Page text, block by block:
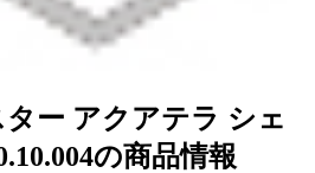
ー アクアテラ シェ
の商品情報